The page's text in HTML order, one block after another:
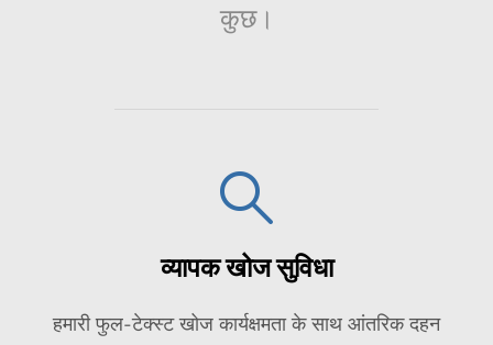
कुछ।
व्यापक खोज सुविधा
हमारी फुल-टेक्स्ट खोज कार्यक्षमता के साथ आंतरिक दहन